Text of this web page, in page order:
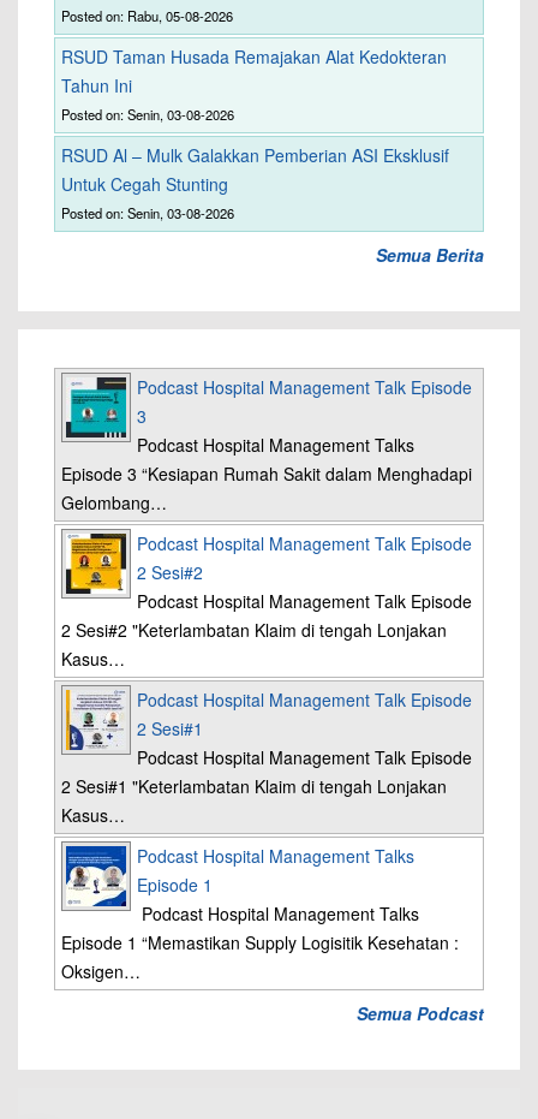
Posted on: Rabu, 05-08-2026
RSUD Taman Husada Remajakan Alat Kedokteran
Tahun Ini
Posted on: Senin, 03-08-2026
RSUD Al – Mulk Galakkan Pemberian ASI Eksklusif
Untuk Cegah Stunting
Posted on: Senin, 03-08-2026
Semua Berita
Podcast Hospital Management Talk Episode
3
Podcast Hospital Management Talks
Episode 3 “Kesiapan Rumah Sakit dalam Menghadapi
Gelombang…
Podcast Hospital Management Talk Episode
2 Sesi#2
Podcast Hospital Management Talk Episode
2 Sesi#2 "Keterlambatan Klaim di tengah Lonjakan
Kasus…
Podcast Hospital Management Talk Episode
2 Sesi#1
Podcast Hospital Management Talk Episode
2 Sesi#1 "Keterlambatan Klaim di tengah Lonjakan
Kasus…
Podcast Hospital Management Talks
Episode 1
Podcast Hospital Management Talks
Episode 1 “Memastikan Supply Logisitik Kesehatan :
Oksigen…
Semua Podcast